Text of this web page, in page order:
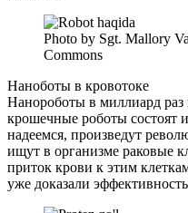
Photo by Sgt. Mallory
Commons
Наноботы в кровотоке
Нанороботы в миллиард
крошечные роботы состоят
надеемся, произведут
ищут в организме раковые
приток крови к этим
уже доказали